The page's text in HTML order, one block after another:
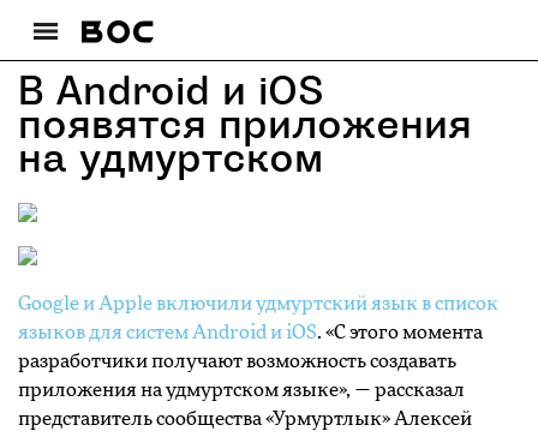
В Android и iOS
появятся приложения
на удмуртском
Google и Apple включили удмуртский язык в список
языков для систем Android и iOS. «С этого момента
разработчики получают возможность создавать
приложения на удмуртском языке», — рассказал
представитель сообщества «Урмуртлык» Алексей